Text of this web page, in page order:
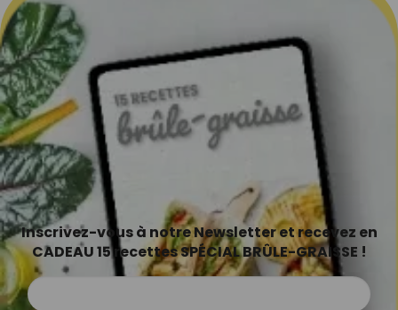
Inscrivez-vous à notre Newsletter et recevez en
CADEAU 15 recettes SPÉCIAL BRÛLE-GRAISSE !